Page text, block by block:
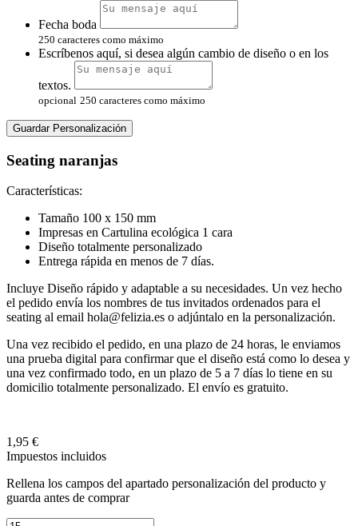
Fecha boda
250 caracteres como máximo
Escríbenos aquí, si desea algún cambio de diseño o en los
textos.
opcional 250 caracteres como máximo
Guardar Personalización
Seating naranjas
Características:
Tamaño 100 x 150 mm
Impresas en Cartulina ecológica 1 cara
Diseño totalmente personalizado
Entrega rápida en menos de 7 días.
Incluye Diseño rápido y adaptable a su necesidades. Un vez hecho
el pedido envía los nombres de tus invitados ordenados para el
seating al email hola@felizia.es o adjúntalo en la personalización.
Una vez recibido el pedido, en una plazo de 24 horas, le enviamos
una prueba digital para confirmar que el diseño está como lo desea y
una vez confirmado todo, en un plazo de 5 a 7 días lo tiene en su
domicilio totalmente personalizado. El envío es gratuito.
1,95 €
Impuestos incluidos
Rellena los campos del apartado personalización del producto y
guarda antes de comprar